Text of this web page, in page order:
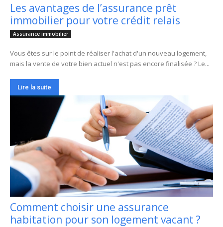
Les avantages de l’assurance prêt
immobilier pour votre crédit relais
Assurance immobilier
Vous êtes sur le point de réaliser l'achat d'un nouveau logement,
mais la vente de votre bien actuel n'est pas encore finalisée ? Le...
Lire la suite
Comment choisir une assurance
habitation pour son logement vacant ?